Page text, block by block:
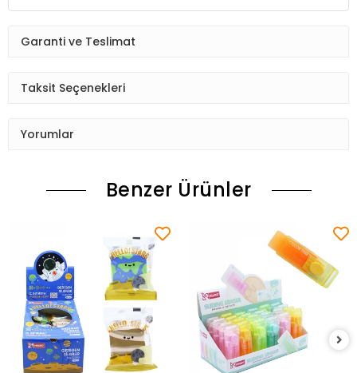
Garanti ve Teslimat
Taksit Seçenekleri
Yorumlar
Benzer Ürünler